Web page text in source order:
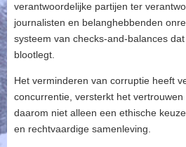
verantwoordelijke partijen ter
journalisten en belanghebbenden
systeem van checks-and-balances
blootlegt.
Het verminderen van corruptie heeft
concurrentie, versterkt het
daarom niet alleen een ethische
en rechtvaardige samenleving.